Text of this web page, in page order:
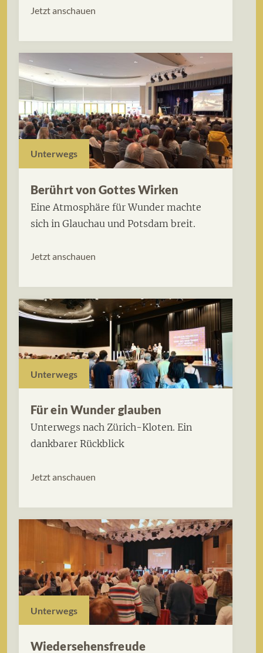
Jetzt anschauen
Unterwegs
Berührt von Gottes Wirken
Eine Atmosphäre für Wunder machte
sich in Glauchau und Potsdam breit.
Jetzt anschauen
Unterwegs
Für ein Wunder glauben
Unterwegs nach Zürich-Kloten. Ein
dankbarer Rückblick
Jetzt anschauen
Unterwegs
Wiedersehensfreude